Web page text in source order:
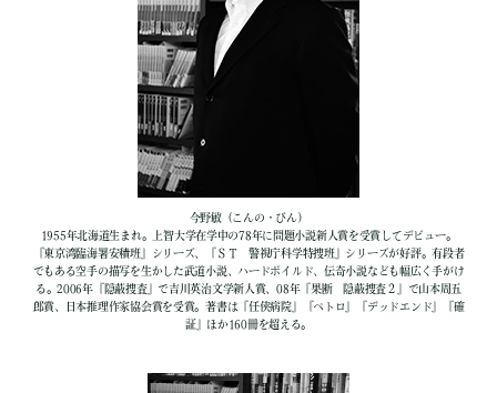
今野敏（こんの・びん）
1955年北海道生まれ。上智大学在学中の78年に問題小説新人賞を受賞してデビュー。
『東京湾臨海署安積班』シリーズ、『ＳＴ 警視庁科学特捜班』シリーズが好評。有段者
でもある空手の描写を生かした武道小説、ハードボイルド、伝奇小説なども幅広く手がけ
る。2006年『隠蔽捜査』で吉川英治文学新人賞、08年『果断 隠蔽捜査２』で山本周五
郎賞、日本推理作家協会賞を受賞。著書は『任侠病院』『ペトロ』『デッドエンド』『確
証』ほか160冊を超える。